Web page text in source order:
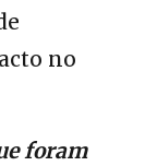
no
foram